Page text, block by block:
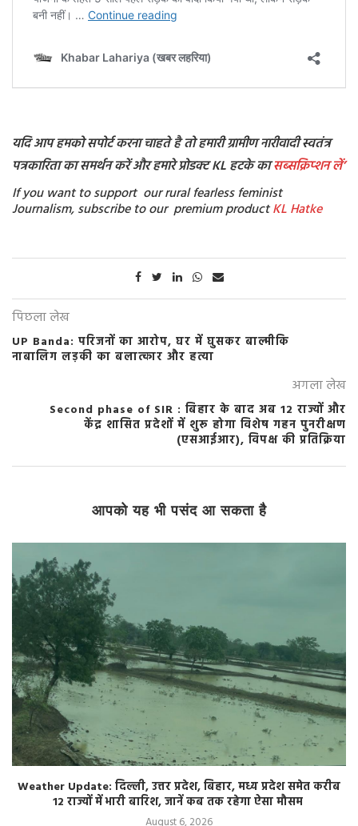
यदि आप हमको सपोर्ट करना चाहते है तो हमारी ग्रामीण नारीवादी स्वतंत्र
पत्रकारिता का समर्थन करें और हमारे प्रोडक्ट KL हटके कासब्सक्रिप्शनलें’
If you want to support our rural fearless feminist
Journalism, subscribe to our premium productKL Hatke
पिछला लेख
UP Banda: परिजनों का आरोप, घर में घुसकर बाल्मीकि
नाबालिग लड़की का बलात्कार और हत्या
अगला लेख
Second phase of SIR : बिहार के बाद अब 12 राज्यों और
केंद्र शासित प्रदेशों में शुरू होगा विशेष गहन पुनरीक्षण
(एसआईआर), विपक्ष की प्रतिक्रिया
आपको यह भी पसंद आ सकता है
Weather Update: दिल्ली, उत्तर प्रदेश, बिहार, मध्य प्रदेश समेत करीब
12 राज्यों में भारी बारिश, जानें कब तक रहेगा ऐसा मौसम
August 6, 2026